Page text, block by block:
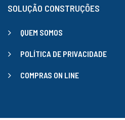
SOLUÇÃO CONSTRUÇÕES
QUEM SOMOS
POLÍTICA DE PRIVACIDADE
COMPRAS ON LINE